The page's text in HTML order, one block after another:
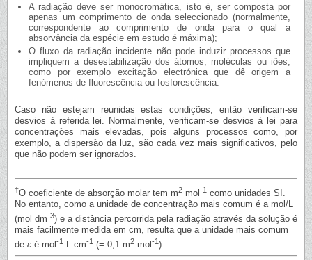
A radiação deve ser monocromática, isto é, ser composta por
apenas um comprimento de onda seleccionado (normalmente,
correspondente ao comprimento de onda para o qual a
absorvância da espécie em estudo é máxima);
O fluxo da radiação incidente não pode induzir processos que
impliquem a desestabilização dos átomos, moléculas ou iões,
como por exemplo excitação electrónica que dê origem a
fenómenos de fluorescência ou fosforescência.
Caso não estejam reunidas estas condições, então verificam-se
desvios à referida lei. Normalmente, verificam-se desvios à lei para
concentrações mais elevadas, pois alguns processos como, por
exemplo, a dispersão da luz, são cada vez mais significativos, pelo
que não podem ser ignorados.
†O coeficiente de absorção molar tem m2 mol -1 como unidades SI.
No entanto, como a unidade de concentração mais comum é a mol/L
(mol dm-3) e a distância percorrida pela radiação através da solução é
mais facilmente medida em cm, resulta que a unidade mais comum
de ε é mol -1 L cm-1 (= 0,1 m2 mol -1 ).